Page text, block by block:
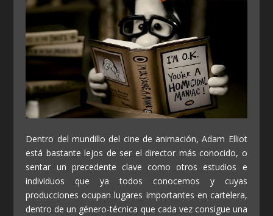
Dentro del mundillo del cine de animación, Adam Elliot
está bastante lejos de ser el director más conocido, o
sentar un precedente clave como otros estudios e
individuos que ya todos conocemos y cuyas
producciones ocupan lugares importantes en cartelera,
dentro de un género-técnica que cada vez consigue una